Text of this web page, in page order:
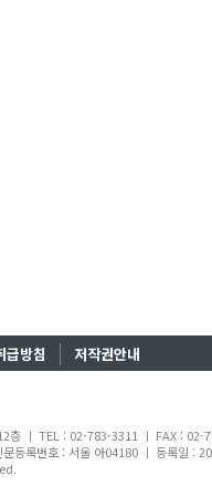
급방침 저작권안내
층 ㅣ TEL : 02-783-3311 ㅣ FAX :
등록번호 : 서울 아04180 ㅣ 등록일 :